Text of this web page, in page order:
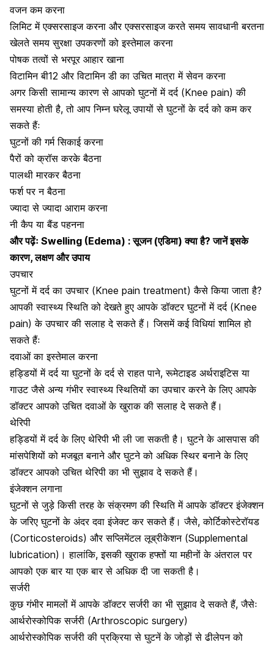
वजन कम करना
लिमिट में एक्सरसाइज करना और एक्सरसाइज करते समय सावधानी बरतना
खेलते समय सुरक्षा उपकरणों को इस्तेमाल करना
पोषक तत्वों से भरपूर आहार खाना
विटामिन बी12 औरविटामिन डी का उचित मात्रा में सेवन करना
अगर किसी सामान्य कारण से आपको घुटनों में दर्द (Knee pain) की
समस्या होती है, तो आप निम्न घरेलू उपायों से घुटनों के दर्द को कम कर
सकते हैंः
घुटनों की गर्म सिकाई करना
पैरों को क्रॉस करके बैठना
पालथी मारकर बैठना
फर्श पर न बैठना
ज्यादा से ज्यादा आराम करना
नी कैप या बैंड पहनना
और पढ़ेंः Swelling (Edema) : सूजन (एडिमा) क्या है? जानें इसके
कारण, लक्षण और उपाय
उपचार
घुटनों में दर्द का उपचार (Knee pain treatment) कैसे किया जाता है?
आपकी स्वास्थ्य स्थिति को देखते हुए आपके डॉक्टर घुटनों में दर्द (Knee
pain) के उपचार की सलाह दे सकते हैं। जिसमें कई विधियां शामिल हो
सकते हैंः
दवाओं का इस्तेमाल करना
हड्डियों में दर्द या घुटनों के दर्द से राहत पाने,रूमेटाइड अर्थराइटिस या
गाउट जैसे अन्य गंभीर स्वास्थ्य स्थितियों का उपचार करने के लिए आपके
डॉक्टर आपको उचित दवाओं के खुराक की सलाह दे सकते हैं।
थेरिपी
हड्डियों में दर्द के लिए थेरिपी भी ली जा सकती है। घुटने के आसपास की
मांसपेशियों को मजबूत बनाने और घुटने को अधिक स्थिर बनाने के लिए
डॉक्टर आपको उचित थेरिपी का भी सुझाव दे सकते हैं।
इंजेक्शन लगाना
घुटनों से जुड़े किसी तरह के संक्रमण की स्थिति में आपके डॉक्टर इंजेक्शन
के जरिए घुटनों के अंदर दवा इंजेक्ट कर सकते हैं। जैसे, कोर्टिकोस्टेरॉयड
(Corticosteroids) और सप्लिमेंटल लूब्रीकेशन (Supplemental
lubrication)। हालांकि, इसकी खुराक हफ्तों या महीनों के अंतराल पर
आपको एक बार या एक बार से अधिक दी जा सकती है।
सर्जरी
कुछ गंभीर मामलों में आपके डॉक्टर सर्जरी का भी सुझाव दे सकते हैं, जैसेः
आर्थरोस्कोपिक सर्जरी (Arthroscopic surgery)
आर्थरोस्कोपिक सर्जरी की प्रक्रिया से घुटनें के जोड़ों से ढीलेपन को